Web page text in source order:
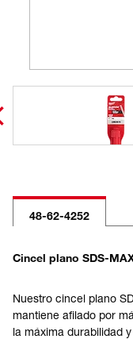
48-62-4252
Cincel plano SDS-
Nuestro cincel plano
mantiene afilado por
la máxima durabilidad